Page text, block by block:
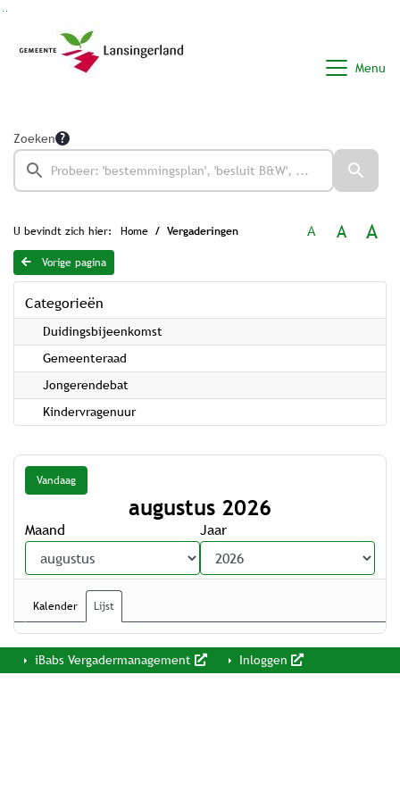
Menu
Zoeken
U bevindt zich hier: Home Vergaderingen A A A
Vorige pagina
Categorieën
Duidingsbijeenkomst
Gemeenteraad
Jongerendebat
Kindervragenuur
Vandaag
augustus 2026
Maand Jaar
Kalender Lijst
iBabs Vergadermanagement Inloggen